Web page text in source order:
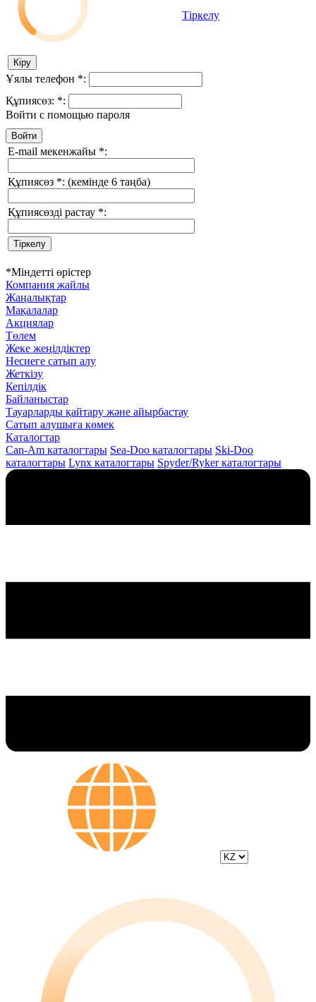
Тіркелу
Ұялы телефон *:
Құпиясөз: *:
Войти с помощью пароля
E-mail мекенжайы *:
Құпиясөз *: (кемінде 6 таңба)
Құпиясөзді растау *:
*Міндетті өрістер
Компания жайлы
Жаңалықтар
Мақалалар
Акциялар
Төлем
Жеке жеңілдіктер
Несиеге сатып алу
Жеткізу
Кепілдік
Байланыстар
Тауарларды қайтару және айырбастау
Сатып алушыға көмек
Каталогтар
Can-Am каталогтары Sea-Doo каталогтары Ski-Doo
каталогтары Lynx каталогтары Spyder/Ryker каталогтары